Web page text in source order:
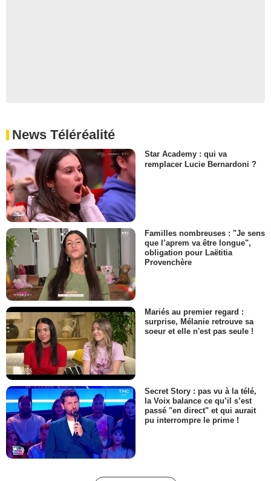
News Téléréalité
Star Academy : qui va
remplacer Lucie Bernardoni ?
Familles nombreuses : "Je sens
que l’aprem va être longue",
obligation pour Laëtitia
Provenchère
Mariés au premier regard :
surprise, Mélanie retrouve sa
soeur et elle n'est pas seule !
Secret Story : pas vu à la télé,
la Voix balance ce qu’il s’est
passé "en direct" et qui aurait
pu interrompre le prime !